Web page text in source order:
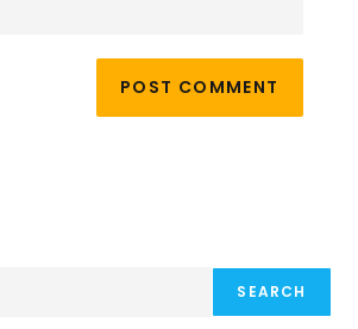
SEARCH